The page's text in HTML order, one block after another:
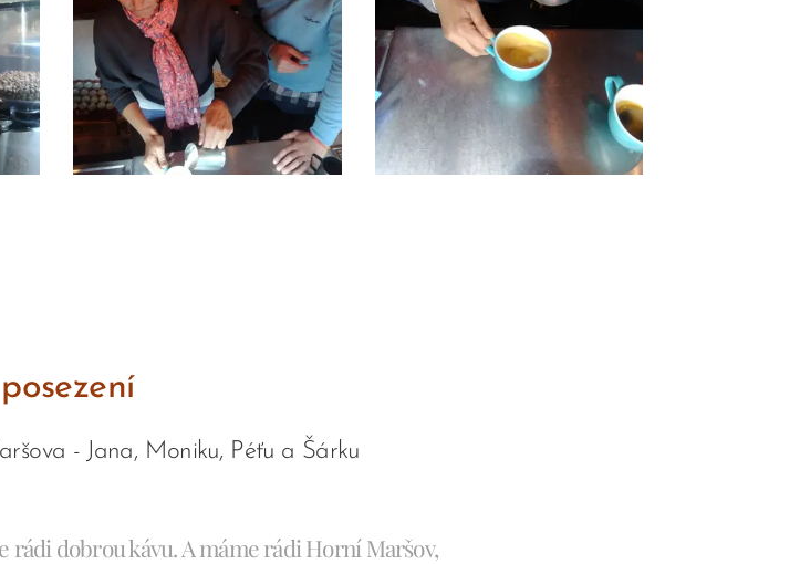
- Jana, Moniku, Péťu a Šárku
rádi dobrou kávu. A máme rádi Horní Maršov,